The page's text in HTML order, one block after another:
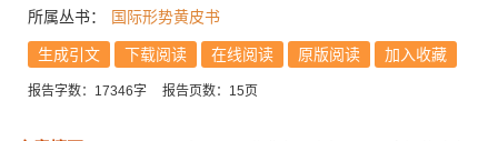
所属丛书：
国际形势黄皮书
生成引文 下载阅读 在线阅读 原版阅读 加入收藏
报告字数：17346字 报告页数：15页